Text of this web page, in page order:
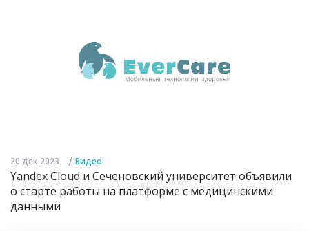
20 дек 2023 / Видео
Yandex Cloud и Сеченовский университет объявили
о старте работы на платформе с медицинскими
данными